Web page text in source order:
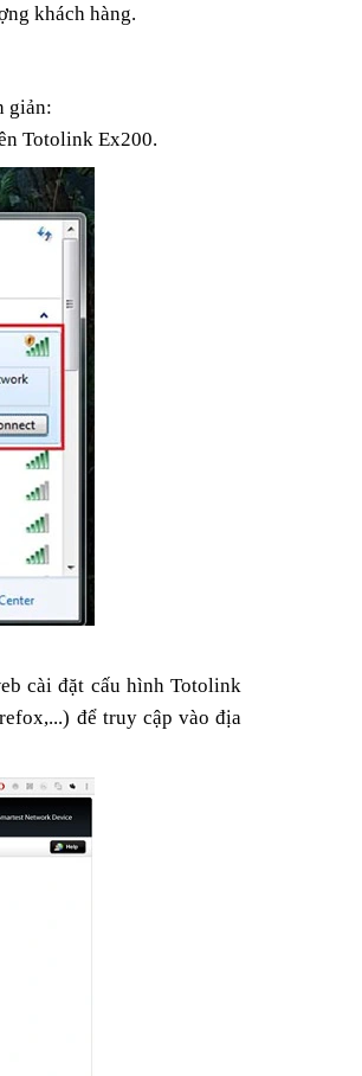
khách hàng.
giản:
Totolink Ex200.
cài đặt cấu hình Totolink
để truy cập vào địa